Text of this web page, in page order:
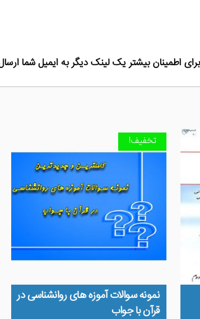
اطمینان بیشتر یک لینک دیگر به ایمیل شما
تخفیف!
نمونه سوالات آموزه های روانشناسی در
قرآن با جواب